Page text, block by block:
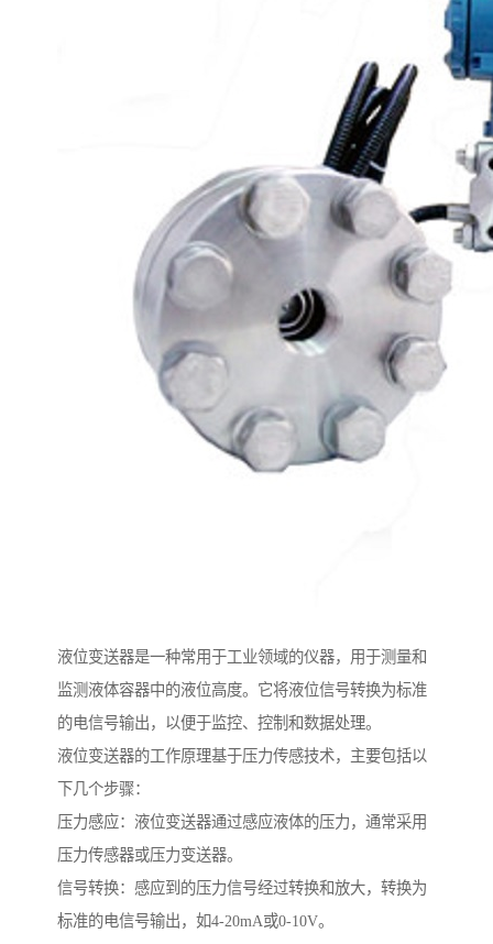
液位变送器是一种常用于工业领域的仪器，用于测量和
监测液体容器中的液位高度。它将液位信号转换为标准
的电信号输出，以便于监控、控制和数据处理。
液位变送器的工作原理基于压力传感技术，主要包括以
下几个步骤：
压力感应：液位变送器通过感应液体的压力，通常采用
压力传感器或压力变送器。
信号转换：感应到的压力信号经过转换和放大，转换为
标准的电信号输出，如4-20mA或0-10V。